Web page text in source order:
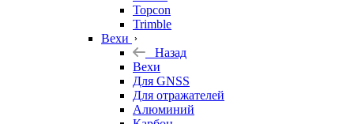
Topcon
Trimble
Вехи
Назад
Вехи
Для GNSS
Для отражателей
Алюминий